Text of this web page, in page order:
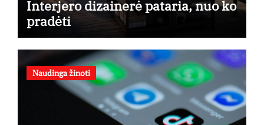
Interjero dizainerė pataria, nuo ko
pradėti
Naudinga žinoti